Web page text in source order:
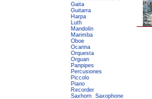
Gaita
Guitarra
Harpa
Luth
Mandolin
Marimba
Oboe
Ocarina
Orquesta
Orguan
Panpipes
Percusiones
Piccolo
Piano
Recorder
Saxhorn Saxophone